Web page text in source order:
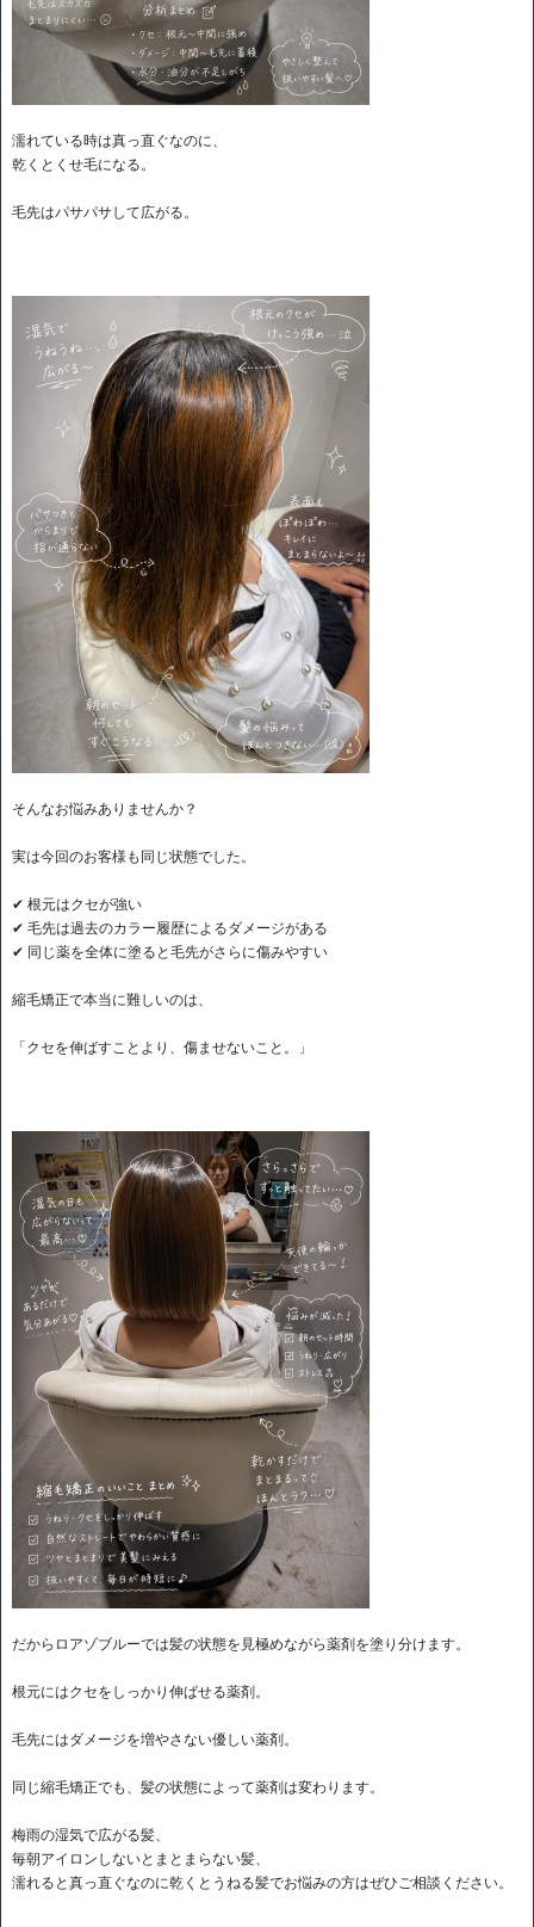
濡れている時は真っ直ぐなのに、
乾くとくせ毛になる。
毛先はパサパサして広がる。
そんなお悩みありませんか？
実は今回のお客様も同じ状態でした。
✔ 根元はクセが強い
✔ 毛先は過去のカラー履歴によるダメージがある
✔ 同じ薬を全体に塗ると毛先がさらに傷みやすい
縮毛矯正で本当に難しいのは、
「クセを伸ばすことより、傷ませないこと。」
だからロアゾブルーでは髪の状態を見極めながら薬剤を塗り分けます。
根元にはクセをしっかり伸ばせる薬剤。
毛先にはダメージを増やさない優しい薬剤。
同じ縮毛矯正でも、髪の状態によって薬剤は変わります。
梅雨の湿気で広がる髪、
毎朝アイロンしないとまとまらない髪、
濡れると真っ直ぐなのに乾くとうねる髪でお悩みの方はぜひご相談ください。